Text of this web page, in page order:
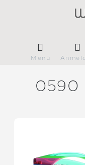
Menü
0590